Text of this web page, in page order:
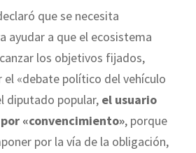
que se necesita
ayudar a que el ecosistema
los objetivos fijados,
el «debate político del vehículo
diputado popular, el usuario
«convencimiento», porque
por la vía de la obligación,